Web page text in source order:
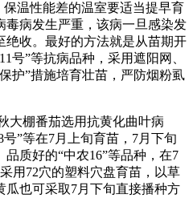
温性能差的温室要适当提早育
毒病发生严重，该病一旦感染发
绝收。最好的方法就是从苗期开
号”等抗病品种，采用遮阳网、
护”措施培育壮苗，严防烟粉虱
棚番茄选用抗黄化曲叶病
”等在7月上旬育苗，7月下旬
质好的“中农16”等品种，在7
用72穴的塑料穴盘育苗，以草
也可采取7月下旬直接播种方